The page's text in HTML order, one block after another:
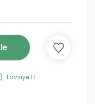
Tavsiye Et